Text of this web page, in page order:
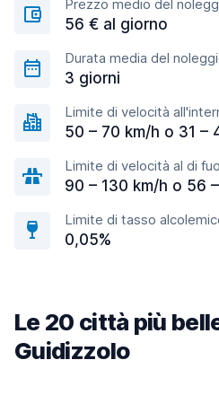
Prezzo medio del
56 € al giorno
Durata media del
3 giorni
Limite di velocità
50 – 70 km/h o 31 –
Limite di velocità al di
90 – 130 km/h o 56
Limite di tasso
0,05%
Le 20 città più
Guidizzolo